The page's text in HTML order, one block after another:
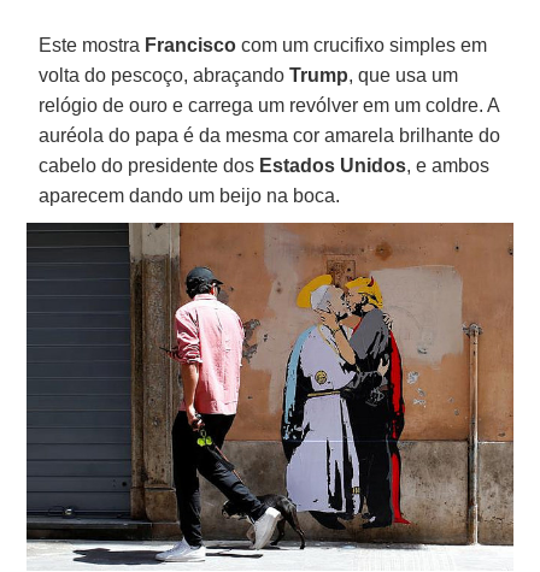
Este mostra Francisco com um crucifixo simples em
volta do pescoço, abraçandoTrump, que usa um
relógio de ouro e carrega um revólver em um coldre. A
auréola do papa é da mesma cor amarela brilhante do
cabelo do presidente dos Estados Unidos, e ambos
aparecem dando um beijo na boca.